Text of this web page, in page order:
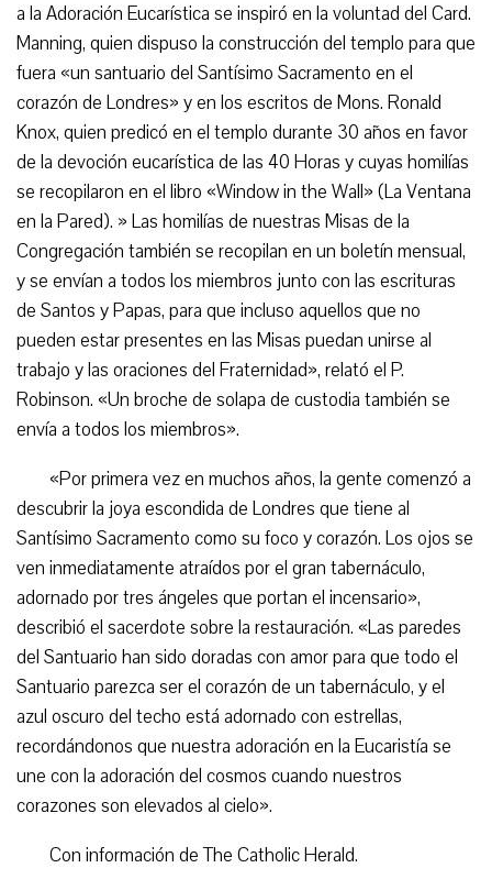
a la Adoración Eucarística se inspiró en la voluntad del Card.
Manning, quien dispuso la construcción del templo para que
fuera «un santuario del Santísimo Sacramento en el
corazón de Londres» y en los escritos de Mons. Ronald
Knox, quien predicó en el templo durante 30 años en favor
de la devoción eucarística de las 40 Horas y cuyas homilías
se recopilaron en el libro «Window in the Wall» (La Ventana
en la Pared). » Las homilías de nuestras Misas de la
Congregación también se recopilan en un boletín mensual,
y se envían a todos los miembros junto con las escrituras
de Santos y Papas, para que incluso aquellos que no
pueden estar presentes en las Misas puedan unirse al
trabajo y las oraciones del Fraternidad», relató el P.
Robinson. «Un broche de solapa de custodia también se
envía a todos los miembros».
«Por primera vez en muchos años, la gente comenzó a
descubrir la joya escondida de Londres que tiene al
Santísimo Sacramento como su foco y corazón. Los ojos se
ven inmediatamente atraídos por el gran tabernáculo,
adornado por tres ángeles que portan el incensario»,
describió el sacerdote sobre la restauración. «Las paredes
del Santuario han sido doradas con amor para que todo el
Santuario parezca ser el corazón de un tabernáculo, y el
azul oscuro del techo está adornado con estrellas,
recordándonos que nuestra adoración en la Eucaristía se
une con la adoración del cosmos cuando nuestros
corazones son elevados al cielo».
Con información de The Catholic Herald.